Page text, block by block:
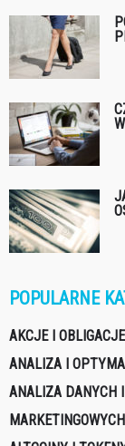
POPULARNE
AKCJE I OBLIGACJE
ANALIZA I
ANALIZA DANYCH
MARKETINGOWYCH